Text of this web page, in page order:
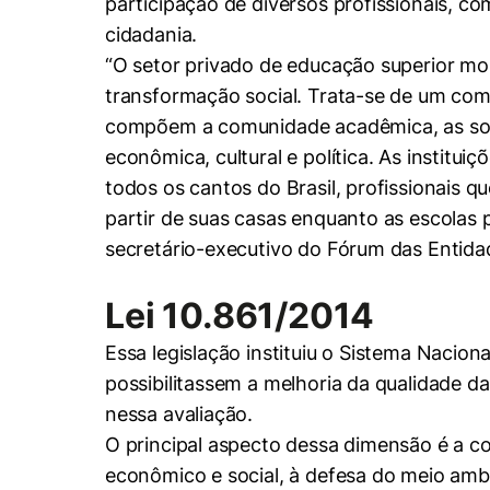
cidadania.
“O setor privado de educação superior
transformação social. Trata-se de um
compõem a comunidade acadêmica, as
econômica, cultural e política. As
todos os cantos do Brasil, profissionais
partir de suas casas enquanto as
secretário-executivo do Fórum das
Lei 10.861/2014
Essa legislação instituiu o Sistema
possibilitassem a melhoria da qualidade
nessa avaliação.
O principal aspecto dessa dimensão é a
econômico e social, à defesa do meio
Cookies
Cookies de